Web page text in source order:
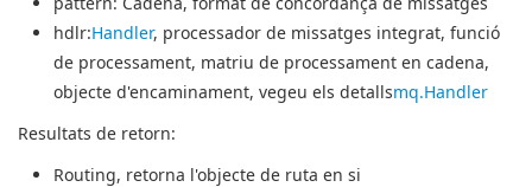
hdlr:Handler, processador de missatges integrat, funció
de processament, matriu de processament en cadena,
objecte d'encaminament, vegeu els detallsmq.Handler
Resultats de retorn:
Routing, retorna l'objecte de ruta en si